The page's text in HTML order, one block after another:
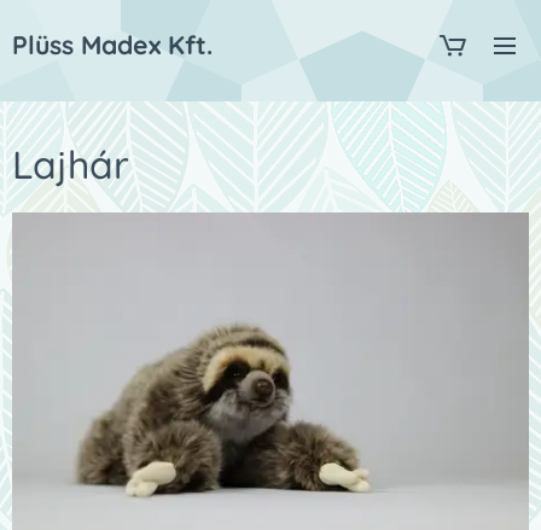
Plüss Madex Kft.
Lajhár